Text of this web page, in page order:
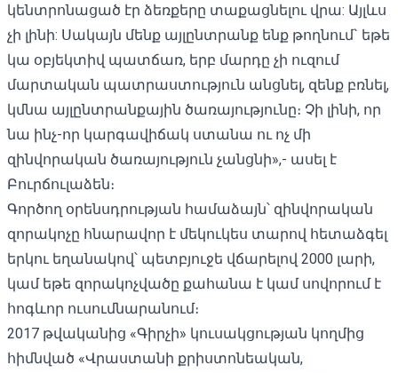
կենտրոնացած էր ձեռքերը տաքացնելու վրա: Այլևս
չի լինի: Սակայն մենք այլընտրանք ենք թողնում` եթե
կա օբյեկտիվ պատճառ, երբ մարդը չի ուզում
մարտական ​​պատրաստություն անցնել, զենք բռնել,
կմնա այլընտրանքային ծառայությունը։ Չի լինի, որ
նա ինչ-որ կարգավիճակ ստանա ու ոչ մի
զինվորական ծառայություն չանցնի»,- ասել է
Բուրճուլաձեն։
Գործող օրենսդրության համաձայն՝ զինվորական
զորակոչը հնարավոր է մեկուկես տարով հետաձգել
երկու եղանակով՝ պետբյուջե վճարելով 2000 լարի,
կամ եթե զորակոչվածը քահանա է կամ սովորում է
հոգևոր ուսումնարանում։
2017 թվականից «Գիրչի» կուսակցության կողմից
հիմնված «Վրաստանի քրիստոնեական,